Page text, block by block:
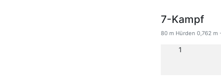
7-Kampf
80 m Hürden 0,762
1